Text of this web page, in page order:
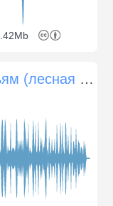
Шаги волка по сухим листьям (лесная подстилка)